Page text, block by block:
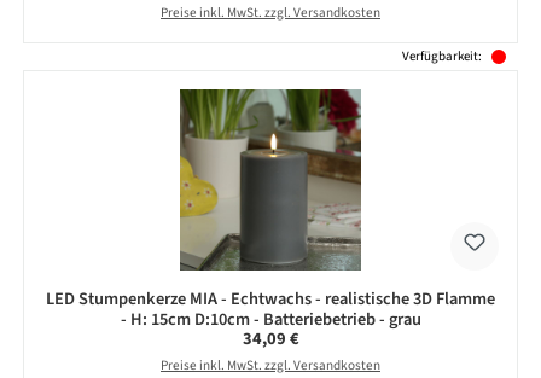
Preise inkl. MwSt. zzgl. Versandkosten
Verfügbarkeit:
LED Stumpenkerze MIA - Echtwachs - realistische 3D Flamme
- H: 15cm D:10cm - Batteriebetrieb - grau
Regulärer Preis:
34,09 €
Preise inkl. MwSt. zzgl. Versandkosten